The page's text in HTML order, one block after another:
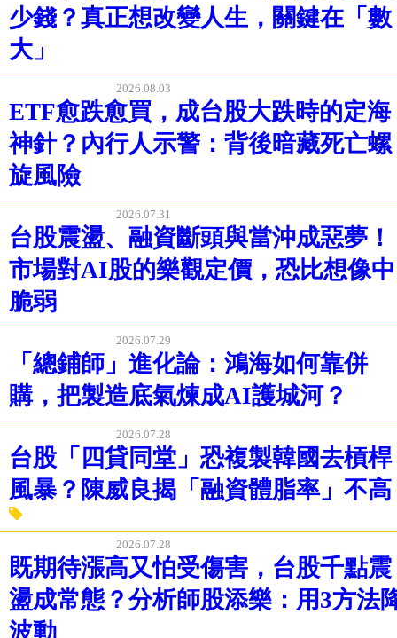
少錢？真正想改變人生，關鍵在「數
大」
2026.08.03
ETF愈跌愈買，成台股大跌時的定海
神針？內行人示警：背後暗藏死亡螺
旋風險
2026.07.31
台股震盪、融資斷頭與當沖成惡夢！
市場對AI股的樂觀定價，恐比想像中
脆弱
2026.07.29
「總鋪師」進化論：鴻海如何靠併
購，把製造底氣煉成AI護城河？
2026.07.28
台股「四貸同堂」恐複製韓國去槓桿
風暴？陳威良揭「融資體脂率」不高
2026.07.28
既期待漲高又怕受傷害，台股千點震
盪成常態？分析師股添樂：用3方法
波動